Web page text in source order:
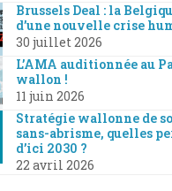
Brussels Deal : la
d’une nouvelle crise
30 juillet 2026
L’AMA auditionnée au
wallon !
11 juin 2026
Stratégie wallonne de
sans-abrisme, quelles
d’ici 2030 ?
22 avril 2026